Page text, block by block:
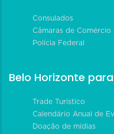
Consulados
Câmaras de Comércio
Polícia Federal
Belo Horizonte
Trade Turístico
Calendário Anual de
Doação de mídias